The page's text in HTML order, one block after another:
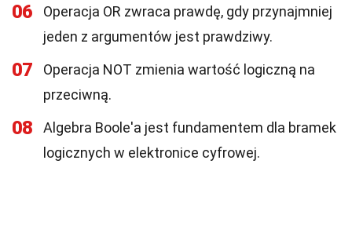
06
Operacja OR zwraca prawdę, gdy przynajmniej
jeden z argumentów jest prawdziwy.
07
Operacja NOT zmienia wartość logiczną na
przeciwną.
08
Algebra Boole'a jest fundamentem dla bramek
logicznych w elektronice cyfrowej.